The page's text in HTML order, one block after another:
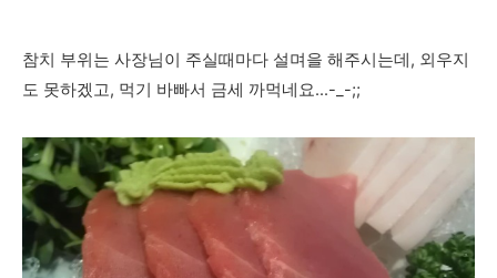
참치 부위는 사장님이 주실때마다 설며을 해주시는데, 외우지
도 못하겠고, 먹기 바빠서 금세 까먹네요...-_-;;